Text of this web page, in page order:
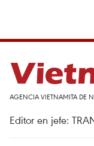
AGENCIA VIETNAMITA DE
Editor en jefe: